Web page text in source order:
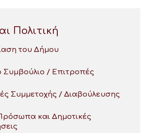
Πολιτική
του Δήμου
Συμβούλιο / Επιτροπές
Συμμετοχής / Διαβούλευσης
και Δημοτικές